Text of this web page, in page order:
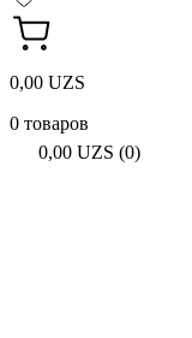
0,00 UZS
0 товаров
0,00 UZS (0)